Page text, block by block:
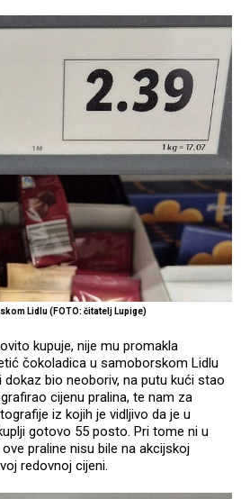
Lidlu (FOTO: čitatelj Lupige)
kupuje, nije mu promakla
čokoladica u samoborskom Lidlu
dokaz bio neoboriv, na putu kući stao
cijenu pralina, te nam za
iz kojih je vidljivo da je u
gotovo 55 posto. Pri tome ni u
praline nisu bile na akcijskoj
redovnoj cijeni.